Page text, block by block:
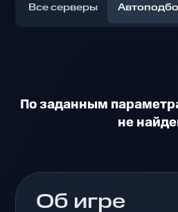
Все серверы
По заданным
не
Об игре